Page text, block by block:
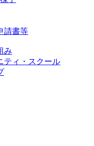
請書等
み
ティ・スクール